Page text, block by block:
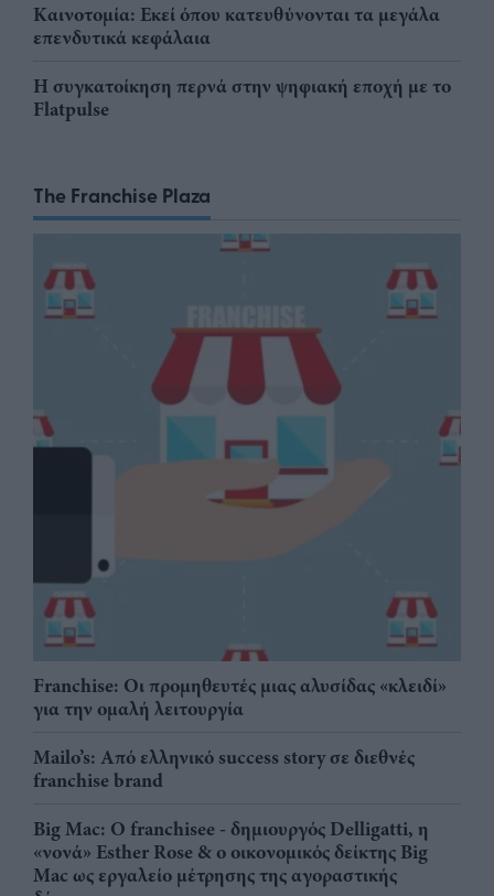
Καινοτομία: Εκεί όπου κατευθύνονται τα μεγάλα
επενδυτικά κεφάλαια
Η συγκατοίκηση περνά στην ψηφιακή εποχή με το
Flatpulse
The Franchise Plaza
Franchise: Οι προμηθευτές μιας αλυσίδας «κλειδί»
για την ομαλή λειτουργία
Mailo’s: Από ελληνικό success story σε διεθνές
franchise brand
Big Mac: Ο franchisee - δημιουργός Delligatti, η
«νονά» Esther Rose & ο οικονομικός δείκτης Big
Mac ως εργαλείο μέτρησης της αγοραστικής